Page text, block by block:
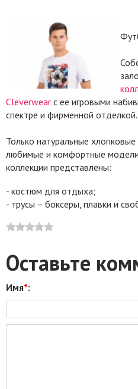
Cleverwear c ее игровыми
спектре и фирменной отделкой.
Только натуральные
любимые и комфортные
коллекции представлены:
- костюм для отдыха;
- трусы – боксеры, плавки и
Оставьте
Имя*: